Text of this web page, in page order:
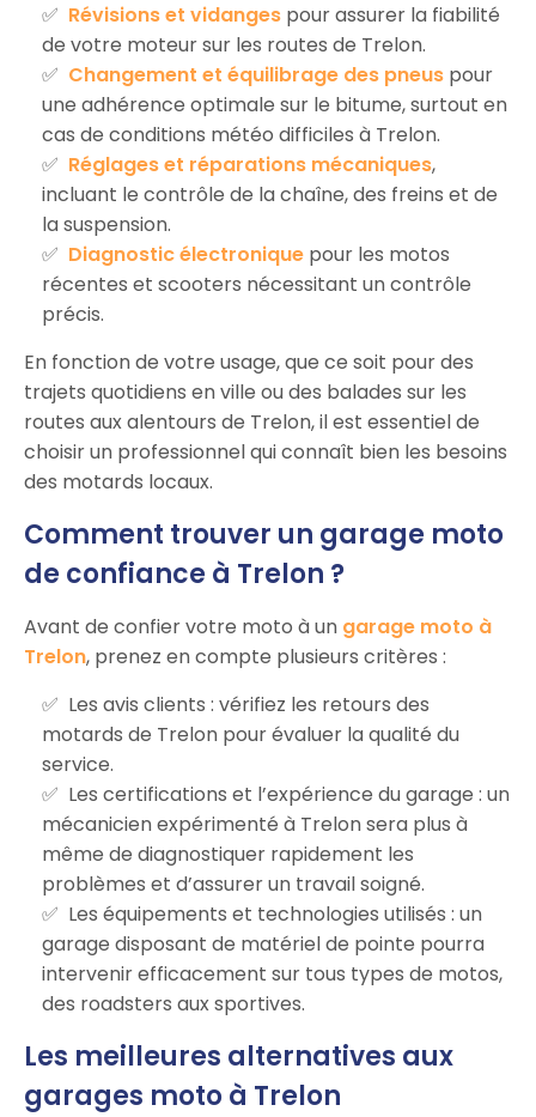
Révisions et vidanges pour assurer la fiabilité
de votre moteur sur les routes de Trelon.
Changement et équilibrage des pneus pour
une adhérence optimale sur le bitume, surtout en
cas de conditions météo difficiles à Trelon.
Réglages et réparations mécaniques,
incluant le contrôle de la chaîne, des freins et de
la suspension.
Diagnostic électronique pour les motos
récentes et scooters nécessitant un contrôle
précis.
En fonction de votre usage, que ce soit pour des
trajets quotidiens en ville ou des balades sur les
routes aux alentours de Trelon, il est essentiel de
choisir un professionnel qui connaît bien les besoins
des motards locaux.
Comment trouver un garage moto
de confiance à Trelon ?
Avant de confier votre moto à un garage moto à
Trelon, prenez en compte plusieurs critères :
Les avis clients : vérifiez les retours des
motards de Trelon pour évaluer la qualité du
service.
Les certifications et l’expérience du garage : un
mécanicien expérimenté à Trelon sera plus à
même de diagnostiquer rapidement les
problèmes et d’assurer un travail soigné.
Les équipements et technologies utilisés : un
garage disposant de matériel de pointe pourra
intervenir efficacement sur tous types de motos,
des roadsters aux sportives.
Les meilleures alternatives aux
garages moto à Trelon